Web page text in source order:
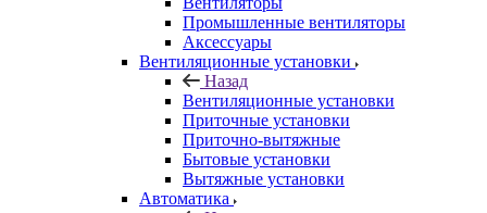
Промышленные вентиляторы
Аксессуары
Вентиляционные установки
Назад
Вентиляционные установки
Приточные установки
Приточно-вытяжные
Бытовые установки
Вытяжные установки
Автоматика